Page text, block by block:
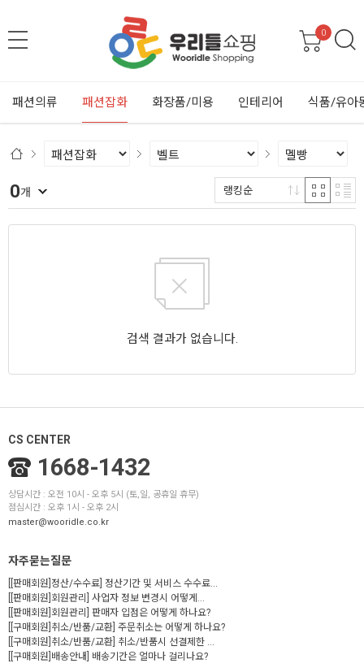
0
패션의류 패션잡화 화장품/미용 인테리어 식품/유아
0개 랭킹순
검색 결과가 없습니다.
CS CENTER
1668-1432
상담시간 : 오전 10시 - 오후 5시 (토,일, 공휴일 휴무)
점심시간 : 오후 1시 - 오후 2시
master@wooridle.co.kr
자주묻는질문
[[판매회원]정산/수수료] 정산기간 및 서비스 수수료...
[[판매회원]회원관리] 사업자 정보 변경시 어떻게...
[[판매회원]회원관리] 판매자 입점은 어떻게 하나요?
[[구매회원]취소/반품/교환] 주문취소는 어떻게 하나요?
[[구매회원]취소/반품/교환] 취소/반품시 선결제한 ...
[[구매회원]배송안내] 배송기간은 얼마나 걸리나요?